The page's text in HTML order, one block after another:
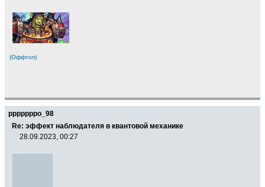
(Оффтоп)
pppppppo_98
Re: эффект наблюдателя в квантовой механике
28.09.2023, 00:27